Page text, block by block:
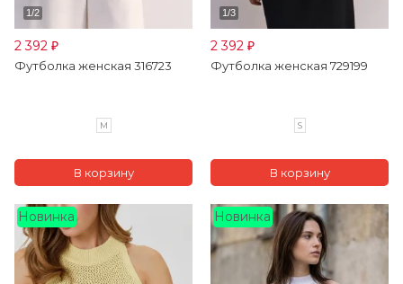
2 392 ₽
Футболка женская 316723
M
2 392 ₽
Футболка женская 729199
S
Новинка Новинка